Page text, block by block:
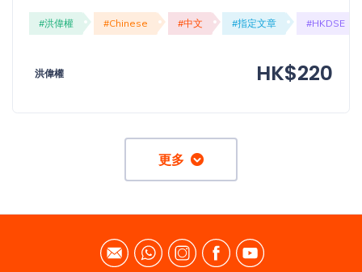
#洪偉權 #Chinese #中文 #指定文章 #HKDSE
洪偉權 HK$220
更多